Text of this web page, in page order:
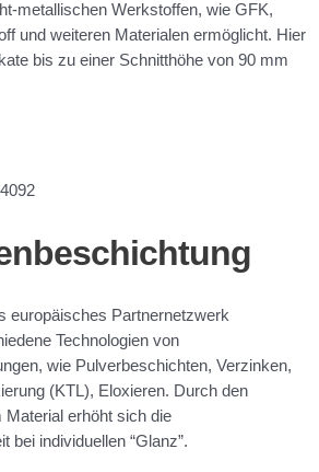
metallischen Werkstoffen, wie GFK,
und weiteren Materialen ermöglicht. Hier
bis zu einer Schnitthöhe von 90 mm
europäisches Partnernetzwerk
Technologien von
wie Pulverbeschichten, Verzinken,
(KTL), Eloxieren. Durch den
Material erhöht sich die
bei individuellen “Glanz”.